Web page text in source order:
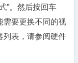
”。然后按回车
需要更换不同的视
列表，请参阅硬件